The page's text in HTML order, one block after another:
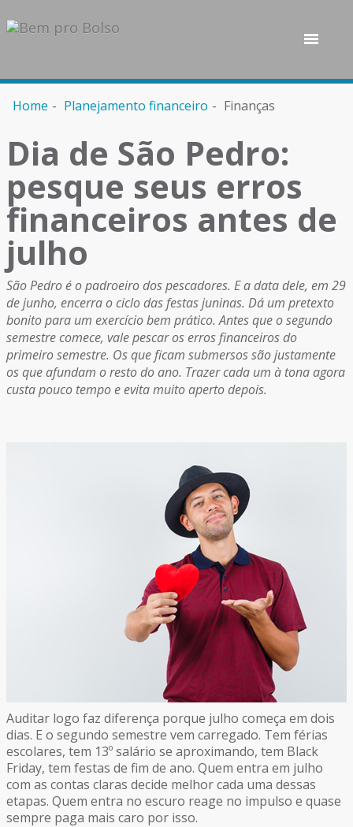
Home Planejamento financeiro Finanças
Dia de São Pedro:
pesque seus erros
financeiros antes de
julho
São Pedro é o padroeiro dos pescadores. E a data dele, em 29
de junho, encerra o ciclo das festas juninas. Dá um pretexto
bonito para um exercício bem prático. Antes que o segundo
semestre comece, vale pescar os erros financeiros do
primeiro semestre. Os que ficam submersos são justamente
os que afundam o resto do ano. Trazer cada um à tona agora
custa pouco tempo e evita muito aperto depois.
Auditar logo faz diferença porque julho começa em dois
dias. E o segundo semestre vem carregado. Tem férias
escolares, tem 13º salário se aproximando, tem Black
Friday, tem festas de fim de ano. Quem entra em julho
com as contas claras decide melhor cada uma dessas
etapas. Quem entra no escuro reage no impulso e quase
sempre paga mais caro por isso.